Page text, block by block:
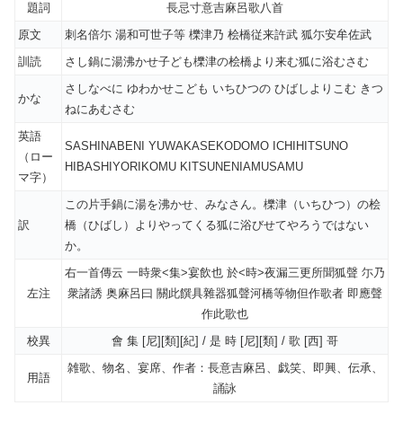
題詞
長忌寸意吉麻呂歌八首
原文
刺名倍尓 湯和可世子等 櫟津乃 桧橋従来許武 狐尓安牟佐武
訓読
さし鍋に湯沸かせ子ども櫟津の桧橋より来む狐に浴むさむ
かな
さしなべに ゆわかせこども いちひつの ひばしよりこむ きつ
ねにあむさむ
英語
（ロー
マ字）
SASHINABENI YUWAKASEKODOMO ICHIHITSUNO
HIBASHIYORIKOMU KITSUNENIAMUSAMU
訳
この片手鍋に湯を沸かせ、みなさん。櫟津（いちひつ）の桧
橋（ひばし）よりやってくる狐に浴びせてやろうではない
か。
左注
右一首傳云 一時衆<集>宴飲也 於<時>夜漏三更所聞狐聲 尓乃
衆諸誘 奥麻呂曰 關此饌具雜器狐聲河橋等物但作歌者 即應聲
作此歌也
校異
會 集 [尼][類][紀] / 是 時 [尼][類] / 歌 [西] 哥
用語
雑歌、物名、宴席、作者：長意吉麻呂、戯笑、即興、伝承、
誦詠